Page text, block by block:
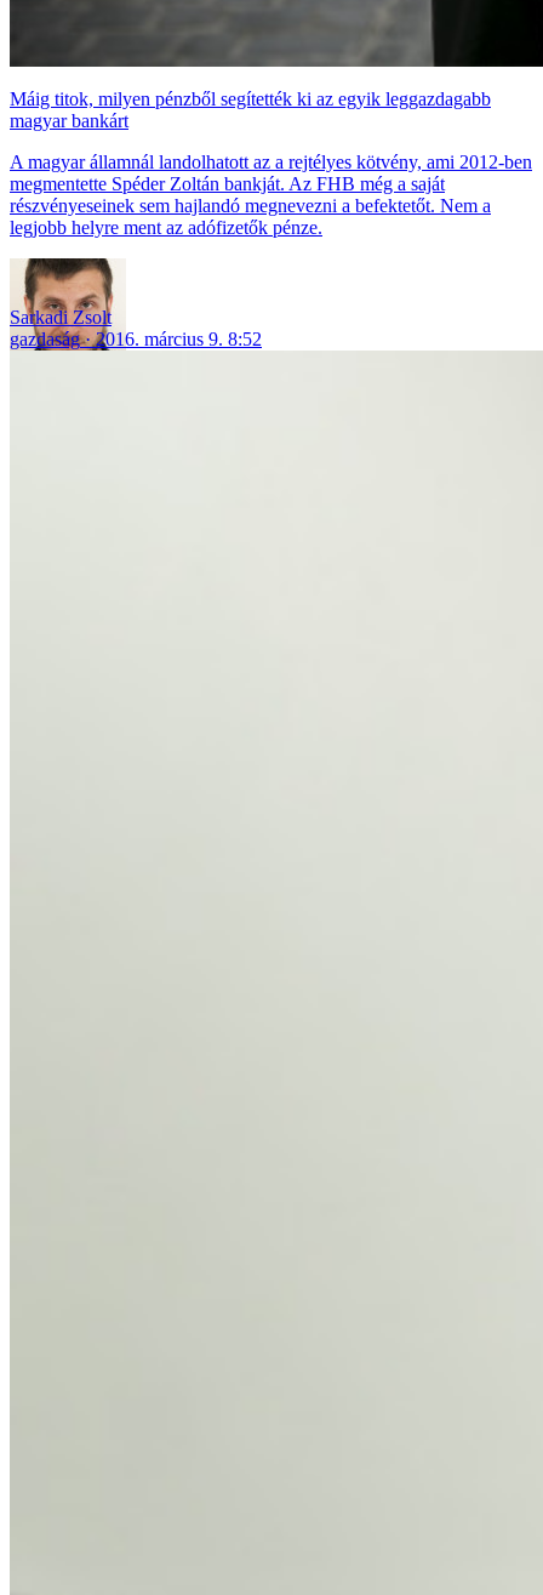
Máig titok, milyen pénzből segítették ki az egyik leggazdagabb
magyar bankárt
A magyar államnál landolhatott az a rejtélyes kötvény, ami 2012-ben
megmentette Spéder Zoltán bankját. Az FHB még a saját
részvényeseinek sem hajlandó megnevezni a befektetőt. Nem a
legjobb helyre ment az adófizetők pénze.
Sarkadi Zsolt
gazdaság
2016. március 9. 8:52